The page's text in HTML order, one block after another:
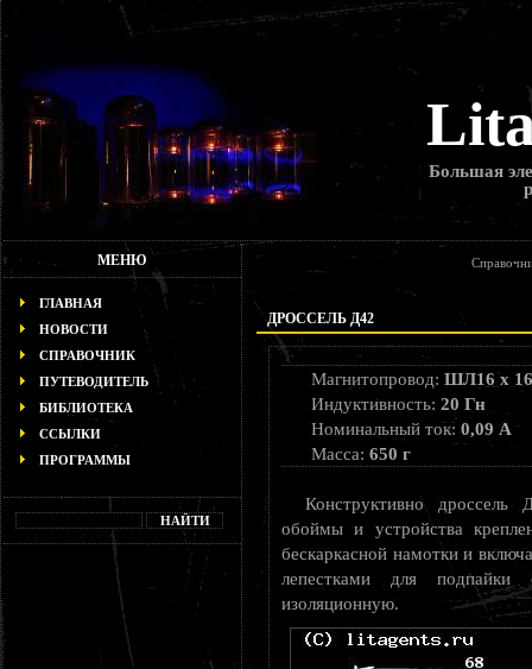
Большая
МЕНЮ
ГЛАВНАЯ
НОВОСТИ
СПРАВОЧНИК
ПУТЕВОДИТЕЛЬ
БИБЛИОТЕКА
ССЫЛКИ
ПРОГРАММЫ
ДРОССЕЛЬ Д42
Магнитопровод: ШЛ16 х 16
Индуктивность: 20 Гн
Номинальный ток: 0,09 А
Масса: 650 г
Конструктивно дроссель
обоймы и устройства
бескаркасной намотки и
лепестками для
изоляционную.